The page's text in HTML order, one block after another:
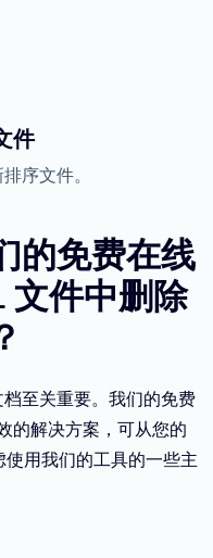
件
序文件。
的免费在线
文件中删除
至关重要。我们的免费
的解决方案，可从您的
用我们的工具的一些主